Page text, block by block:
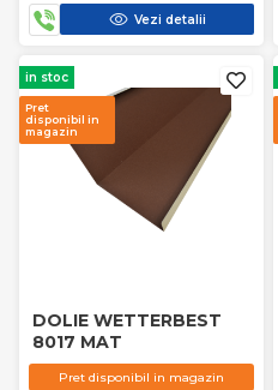
Vezi detalii
in stoc
Pret
disponibil in
magazin
DOLIE WETTERBEST
8017 MAT
Pret disponibil in magazin